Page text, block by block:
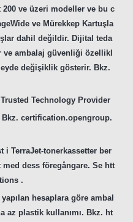
ve üzeri modeller ve bu c
ve Mürekkep Kartuşla
dahil değildir. Dijital teda
ambalaj güvenliği özellikl
değişiklik gösterir. Bkz.
Trusted Technology Provider
certification.opengroup.
i TerraJet-tonerkassetter ber
dess föregångare. Se htt
.
hesaplara göre ambal
az plastik kullanımı. Bkz. ht